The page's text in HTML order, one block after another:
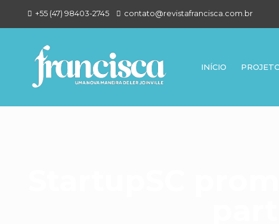
+55 (47) 98403-2745 contato@revistafrancisca.com.br
INÍCIO